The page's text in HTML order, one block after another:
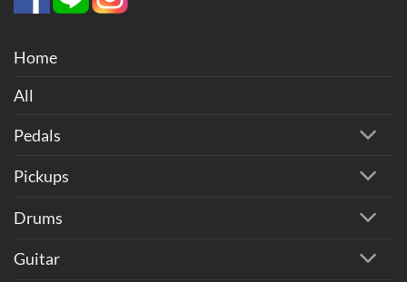
Home
All
Pedals
Pickups
Drums
Guitar